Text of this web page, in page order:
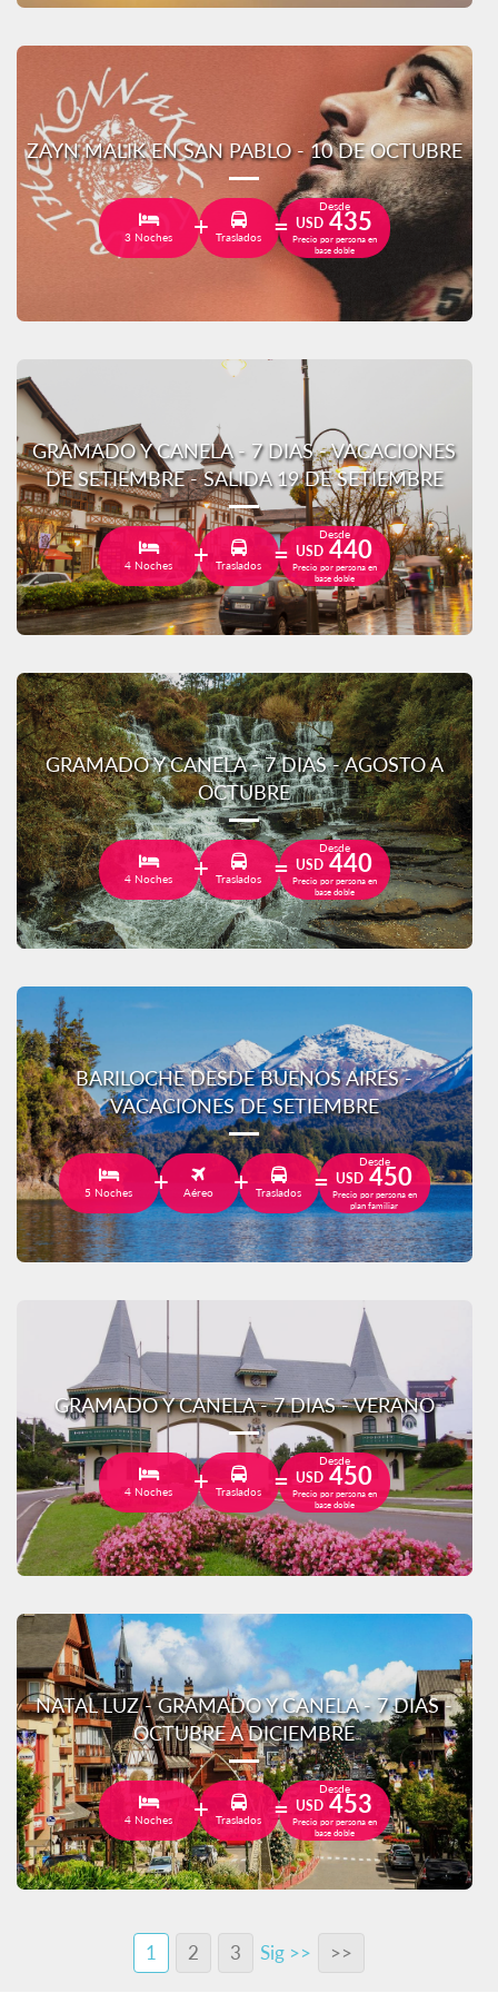
ZAYN MALIK EN SAN PABLO - 10 DE OCTUBRE
3 Noches Traslados
Desde
USD 435
Precio por persona en
base doble
GRAMADO Y CANELA - 7 DIAS - VACACIONES
DE SETIEMBRE - SALIDA 19 DE SETIEMBRE
4 Noches Traslados
Desde
USD 440
Precio por persona en
base doble
GRAMADO Y CANELA - 7 DIAS - AGOSTO A
OCTUBRE
4 Noches Traslados
Desde
USD 440
Precio por persona en
base doble
BARILOCHE DESDE BUENOS AIRES -
VACACIONES DE SETIEMBRE
5 Noches Aéreo Traslados
Desde
USD 450
Precio por persona en
plan familiar
GRAMADO Y CANELA - 7 DIAS - VERANO
4 Noches Traslados
Desde
USD 450
Precio por persona en
base doble
NATAL LUZ - GRAMADO Y CANELA - 7 DIAS -
OCTUBRE A DICIEMBRE
4 Noches Traslados
Desde
USD 453
Precio por persona en
base doble
1 2 3 Sig >> >>